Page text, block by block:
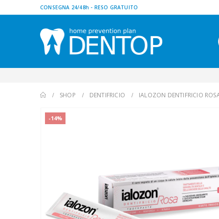
CONSEGNA 24/48h - RESO GRATUITO
SHOP DENTIFRICIO IALOZON DENTIFRICIO
-14%